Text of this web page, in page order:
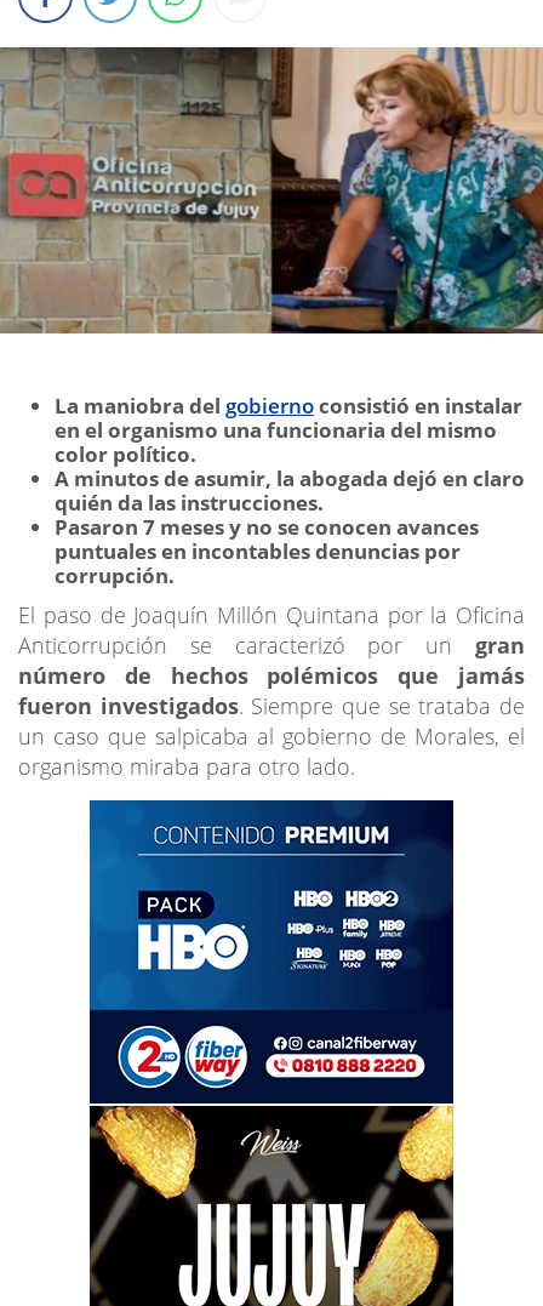
La maniobra del gobiernoconsistió en instalar
en el organismo una funcionaria del mismo
color político.
A minutos de asumir, la abogada dejó en claro
quién da las instrucciones.
Pasaron 7 meses y no se conocen avances
puntuales en incontables denuncias por
corrupción.
El paso de Joaquín Millón Quintana por la Oficina
Anticorrupción se caracterizó por un gran
número de hechos polémicos que jamás
fueron investigados. Siempre que se trataba de
un caso que salpicaba al gobierno de Morales, el
organismo miraba para otro lado.